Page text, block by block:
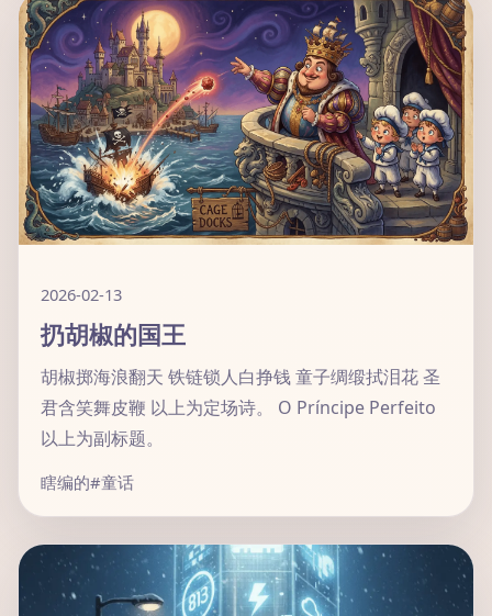
2026-02-13
扔胡椒的国王
胡椒掷海浪翻天 铁链锁人白挣钱 童子绸缎拭泪花 圣
君含笑舞皮鞭 以上为定场诗。 O Príncipe Perfeito
以上为副标题。
瞎编的#童话